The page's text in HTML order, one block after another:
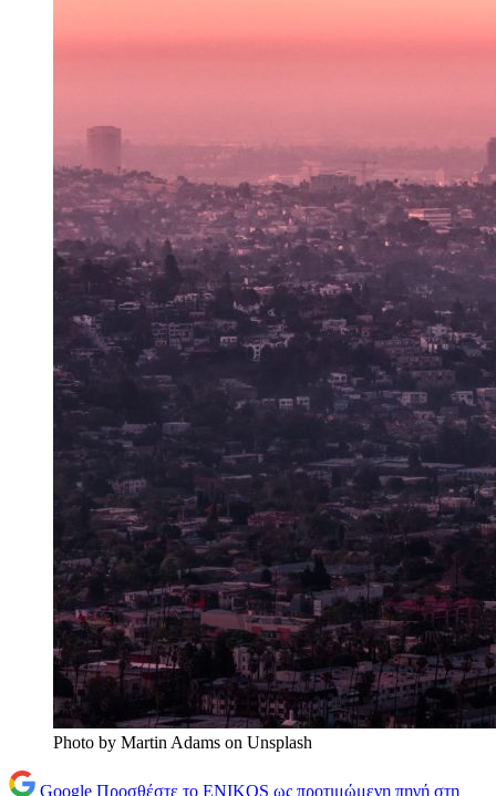
Photo by Martin Adams on Unsplash
Google Προσθέστε το ENIKOS ως προτιμώμενη πηγή στη